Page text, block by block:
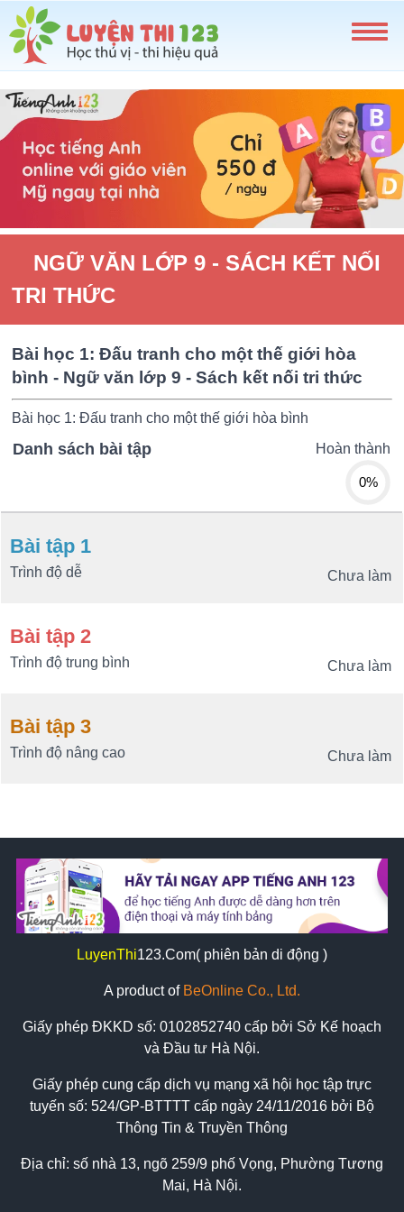
NGỮ VĂN LỚP 9 - SÁCH KẾT NỐI
TRI THỨC
Bài học 1: Đấu tranh cho một thế giới hòa
bình - Ngữ văn lớp 9 - Sách kết nối tri thức
Bài học 1: Đấu tranh cho một thế giới hòa bình
Danh sách bài tập Hoàn thành
0%
Bài tập 1
Chưa làm
Trình độ dễ
Bài tập 2
Chưa làm
Trình độ trung bình
Bài tập 3
Chưa làm
Trình độ nâng cao
LuyenThi123.Com( phiên bản di động )
A product of BeOnline Co., Ltd.
Giấy phép ĐKKD số: 0102852740 cấp bởi Sở Kế hoạch
và Đầu tư Hà Nội.
Giấy phép cung cấp dịch vụ mạng xã hội học tập trực
tuyến số: 524/GP-BTTTT cấp ngày 24/11/2016 bởi Bộ
Thông Tin & Truyền Thông
Địa chỉ: số nhà 13, ngõ 259/9 phố Vọng, Phường Tương
Mai, Hà Nội.